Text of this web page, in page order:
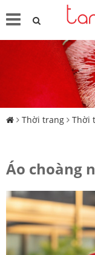
Thời trang Thời
Áo choàng